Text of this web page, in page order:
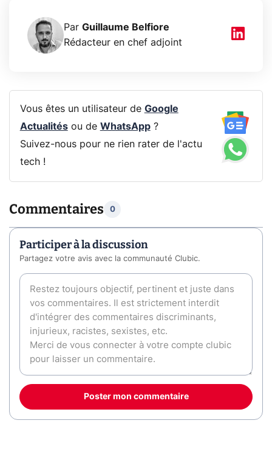
Par Guillaume Belfiore
Rédacteur en chef adjoint
Vous êtes un utilisateur de Google
Actualitésou de WhatsApp?
Suivez-nous pour ne rien rater de l'actu
tech !
Commentaires 0
Participer à la discussion
Partagez votre avis avec la communauté Clubic.
Poster mon commentaire